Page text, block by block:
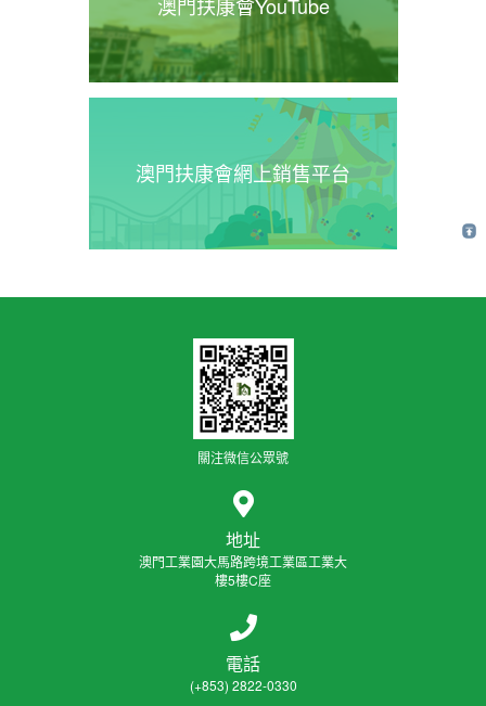
澳門扶康會網上銷售平台
關注微信公眾號
地址
澳門工業園大馬路跨境工業區工業大
樓5樓C座
電話
(+853) 2822-0330